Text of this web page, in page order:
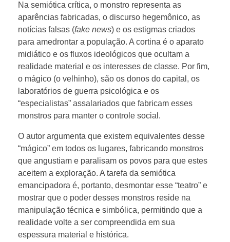
Na semiótica crítica, o monstro representa as
aparências fabricadas, o discurso hegemônico, as
notícias falsas (fake news) e os estigmas criados
para amedrontar a população. A cortina é o aparato
midiático e os fluxos ideológicos que ocultam a
realidade material e os interesses de classe. Por fim,
o mágico (o velhinho), são os donos do capital, os
laboratórios de guerra psicológica e os
“especialistas” assalariados que fabricam esses
monstros para manter o controle social.
O autor argumenta que existem equivalentes desse
“mágico” em todos os lugares, fabricando monstros
que angustiam e paralisam os povos para que estes
aceitem a exploração. A tarefa da semiótica
emancipadora é, portanto, desmontar esse “teatro” e
mostrar que o poder desses monstros reside na
manipulação técnica e simbólica, permitindo que a
realidade volte a ser compreendida em sua
espessura material e histórica.